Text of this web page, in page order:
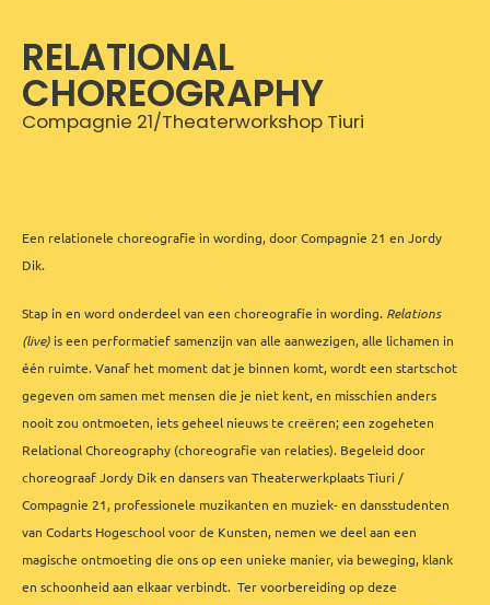
RELATIONAL
CHOREOGRAPHY
Compagnie 21/Theaterworkshop Tiuri
Een relationele choreografie in wording, door Compagnie 21 en Jordy
Dik.
Stap in en word onderdeel van een choreografie in wording. Relations
(live) is een performatief samenzijn van alle aanwezigen, alle lichamen in
één ruimte. Vanaf het moment dat je binnen komt, wordt een startschot
gegeven om samen met mensen die je niet kent, en misschien anders
nooit zou ontmoeten, iets geheel nieuws te creëren; een zogeheten
Relational Choreography (choreografie van relaties). Begeleid door
choreograaf Jordy Dik en dansers van Theaterwerkplaats Tiuri /
Compagnie 21, professionele muzikanten en muziek- en dansstudenten
van Codarts Hogeschool voor de Kunsten, nemen we deel aan een
magische ontmoeting die ons op een unieke manier, via beweging, klank
en schoonheid aan elkaar verbindt. Ter voorbereiding op deze